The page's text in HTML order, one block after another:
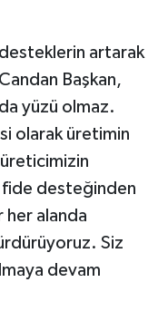
desteklerin artarak
Başkan,
yüzü olmaz.
olarak üretimin
fide desteğinden
her alanda
Siz
devam